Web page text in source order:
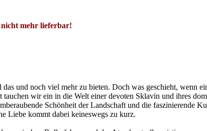
nicht mehr lieferbar!
und noch viel mehr zu bieten. Doch was geschieht, wenn
wir ein in die Welt einer devoten Sklavin und ihres
Schönheit der Landschaft und die faszinierende
Liebe kommt dabei keineswegs zu kurz.